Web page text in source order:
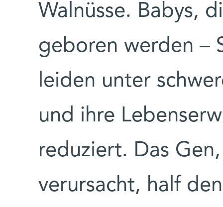
Walnüsse. Babys,
geboren werden –
leiden unter
und ihre
reduziert. Das
verursacht, half